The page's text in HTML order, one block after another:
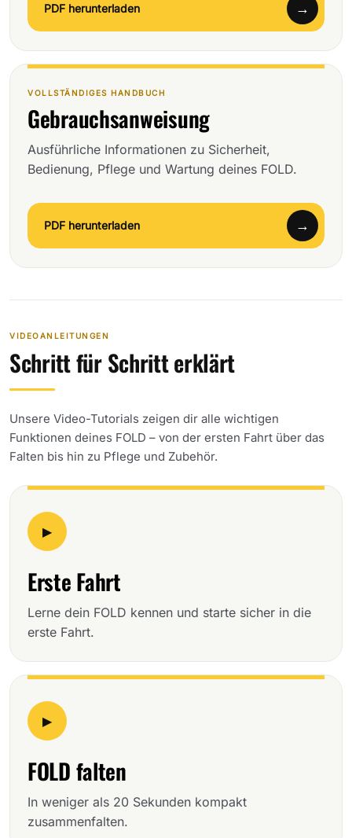
PDF herunterladen
VOLLSTÄNDIGES HANDBUCH
Gebrauchsanweisung
Ausführliche Informationen zu Sicherheit,
Bedienung, Pflege und Wartung deines FOLD.
PDF herunterladen
VIDEOANLEITUNGEN
Schritt für Schritt erklärt
Unsere Video-Tutorials zeigen dir alle wichtigen
Funktionen deines FOLD – von der ersten Fahrt über das
Falten bis hin zu Pflege und Zubehör.
▶
Erste Fahrt
Lerne dein FOLD kennen und starte sicher in die
erste Fahrt.
▶
FOLD falten
In weniger als 20 Sekunden kompakt
zusammenfalten.